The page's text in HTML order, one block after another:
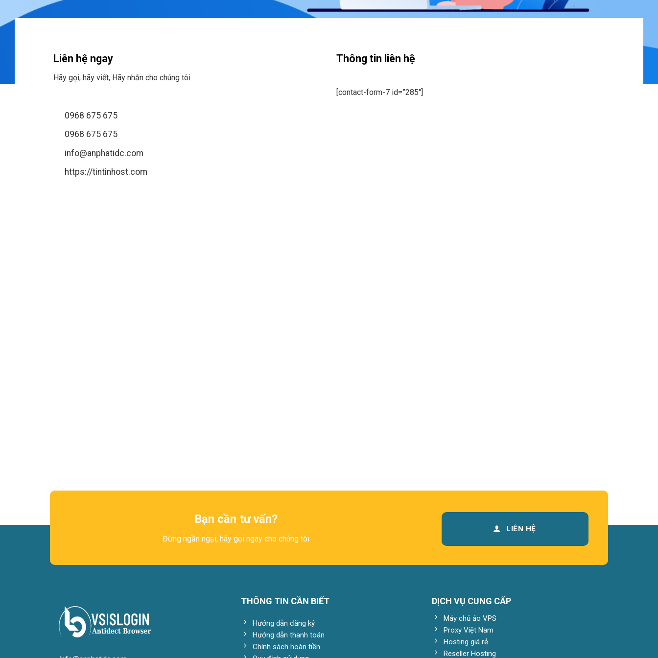
Liên hệ ngay
Hãy gọi, hãy viết, Hãy nhắn cho chúng tôi.
0968 675 675
0968 675 675
info@anphatidc.com
https://tintinhost.com
Thông tin liên hệ
[contact-form-7 id=”285″]
Bạn cần tư vấn?
Đừng ngần ngại, hãy gọi ngay cho chúng tôi
LIÊN HỆ
THÔNG TIN CẦN BIẾT
Hướng dẫn đăng ký
Hướng dẫn thanh toán
Chính sách hoàn tiền
DỊCH VỤ CUNG CẤP
Máy chủ ảo VPS
Proxy Việt Nam
Hosting giá rẻ
Reseller Hosting